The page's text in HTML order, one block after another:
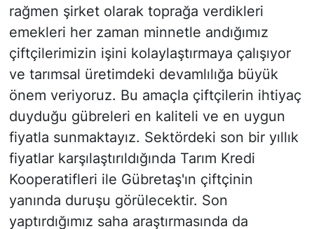
rağmen şirket olarak toprağa verdikleri
emekleri her zaman minnetle andığımız
çiftçilerimizin işini kolaylaştırmaya çalışıyor
ve tarımsal üretimdeki devamlılığa büyük
önem veriyoruz. Bu amaçla çiftçilerin ihtiyaç
duyduğu gübreleri en kaliteli ve en uygun
fiyatla sunmaktayız. Sektördeki son bir yıllık
fiyatlar karşılaştırıldığında Tarım Kredi
Kooperatifleri ile Gübretaş'ın çiftçinin
yanında duruşu görülecektir. Son
yaptırdığımız saha araştırmasında da